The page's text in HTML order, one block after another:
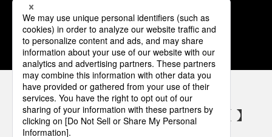
1 2 3 4 5
パナソニックの電気設備 SNSアカウント